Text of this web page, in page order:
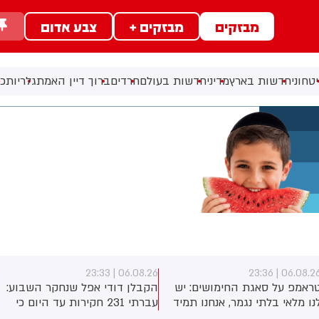
מבזקים מבזקים + צבע אדום
חדשות בארץמדיניחדשות בעולםחרדיםברוך דיין האמתגלריות
06.08.26 |
על סאגת החימושים: יש
מלאי בלתי נגמר, אנחנו תמיד
06.08.26 | 23:33
הקבלן דודי אפל שנחקר השבוע:
עברתי 231 חקירות עד היום כי